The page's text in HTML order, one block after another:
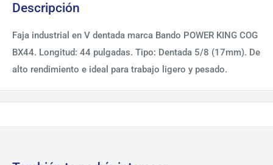
Descripción
Faja industrial en V dentada marca Bando POWER KING COG
BX44. Longitud: 44 pulgadas. Tipo: Dentada 5/8 (17mm). De
alto rendimiento e ideal para trabajo ligero y pesado.